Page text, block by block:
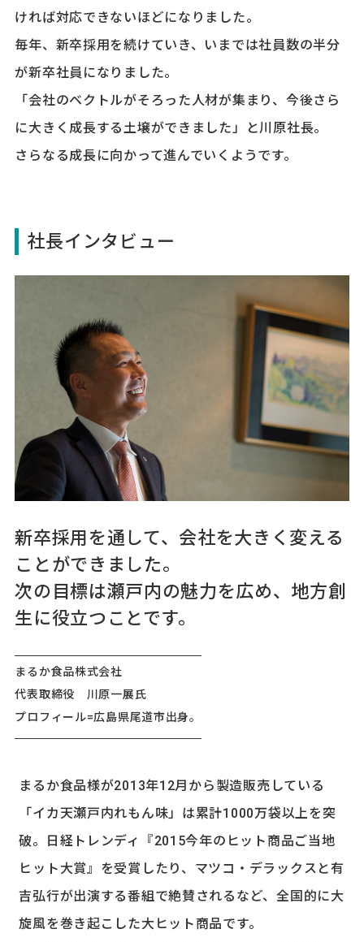
ければ対応できないほどになりました。
毎年、新卒採用を続けていき、いまでは社員数の半分
が新卒社員になりました。
「会社のベクトルがそろった人材が集まり、今後さら
に大きく成長する土壌ができました」と川原社長。
さらなる成長に向かって進んでいくようです。
社長インタビュー
新卒採用を通して、会社を大きく変える
ことができました。
次の目標は瀬戸内の魅力を広め、地方創
生に役立つことです。
まるか食品株式会社
代表取締役 川原一展氏
プロフィール=広島県尾道市出身。
まるか食品様が2013年12月から製造販売している
「イカ天瀬戸内れもん味」は累計1000万袋以上を突
破。日経トレンディ『2015今年のヒット商品ご当地
ヒット大賞』を受賞したり、マツコ・デラックスと有
吉弘行が出演する番組で絶賛されるなど、全国的に大
旋風を巻き起こした大ヒット商品です。